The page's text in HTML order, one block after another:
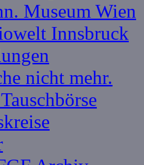
Museum Wien
Innsbruck
nicht mehr.